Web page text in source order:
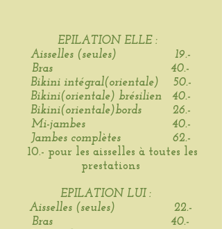
EPILATION ELLE :
Aisselles (seules) 19.-
Bras 40.-
Bikini intégral(orientale) 50.-
Bikini(orientale) brésilien 40.-
Bikini(orientale)bords 26.-
Mi-jambes 40.-
Jambes complètes 62.-
10.- pour les aisselles à toutes les
prestations
EPILATION LUI :
Aisselles (seules) 22.-
Bras
40.-